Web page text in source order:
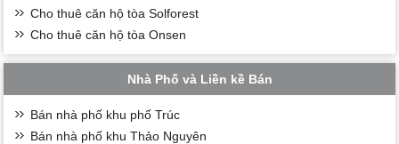
Cho thuê căn hộ tòa Solforest
Cho thuê căn hộ tòa Onsen
Nhà Phố và Liền kề Bán
Bán nhà phố khu phố Trúc
Bán nhà phố khu Thảo Nguyên